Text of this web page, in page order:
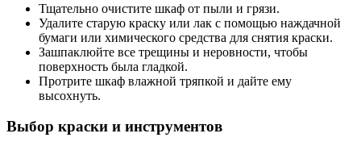
Тщательно очистите шкаф от пыли и грязи.
Удалите старую краску или лак с помощью наждачной
бумаги или химического средства для снятия краски.
Зашпаклюйте все трещины и неровности, чтобы
поверхность была гладкой.
Протрите шкаф влажной тряпкой и дайте ему
высохнуть.
Выбор краски и инструментов